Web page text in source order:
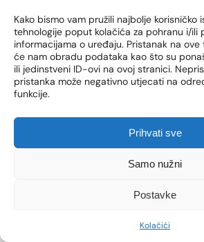
Kako bismo vam pružili najbolje korisničko
tehnologije poput kolačića za pohranu i/ili
informacijama o uređaju. Pristanak na
će nam obradu podataka kao što su
ili jedinstveni ID-ovi na ovoj stranici.
pristanka može negativno utjecati na
funkcije.
Prihvati sve
Samo nužni
Postavke
Kolačići
TIMPANOPLASTIKA
ZAHVATI UHA KOD
VODIČ ZA
Sve što roditelji trebaju znati o
cjevčica i adenotomije do
oporavka. Kada roditelji prvi put
‘operacija’ Roditelji često prvi
zastanu kad dijete počne slabije